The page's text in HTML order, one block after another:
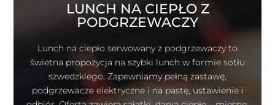
LUNCH NA CIEPŁO Z
PODGRZEWACZY
Lunch na ciepło serwowany z podgrzewaczy to
świetna propozycja na szybki lunch w formie sotłu
szwedzkiego. Zapewniamy pełną zastawę,
podgrzewacze elektryczne i na pastę, ustawienie i